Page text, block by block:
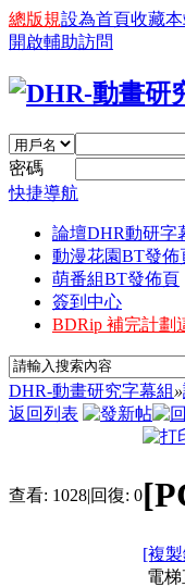
總版規設為首頁收藏
開啟輔助訪問
密碼
快捷導航
論壇DHR動研字
動漫花園BT發佈
萌番組BT發佈頁
簽到中心
BDRip 補完計劃
DHR-動畫研究字幕組»
返回列表
查看: 1028|回復: 0
[複
電